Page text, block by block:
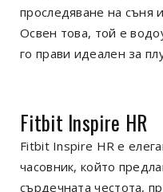
проследяване на съня
Освен това, той е
го прави идеален за
Fitbit Inspire HR
Fitbit Inspire HR е
часовник, който
сърдечната честота,